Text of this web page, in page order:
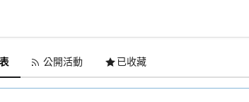
公開活動 已收藏